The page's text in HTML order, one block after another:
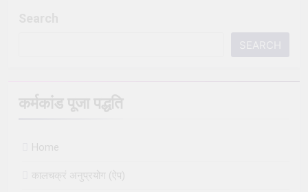
कर्मकांड पूजा पद्धति
Home
कालचक्रं अनुप्रयोग (ऐप)